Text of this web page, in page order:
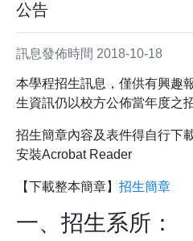
公告
訊息發佈時間 2018-10-18
本學程招生訊息，僅供有興趣
生資訊仍以校方公佈當年度之
招生簡章內容及表件得自行下
安裝Acrobat Reader
【下載整本簡章】 招生簡章
一、招生系所：